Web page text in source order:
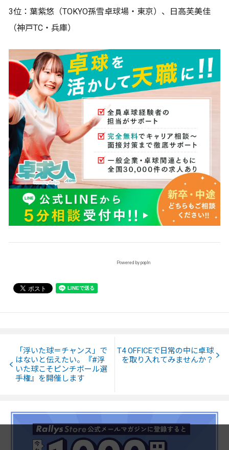
3位：葉紫悠（TOKYO孫雪卓球場・東京）、日高芙美佳
（神戸TC・兵庫）
Powered by popIn
「浮いた球＝チャンス」で
はないと伝えたい。『#浮
いた球こそピンチボール選
手権』を開催します
T4 OFFICEで日常の中に卓球
を取り入れてみませんか？